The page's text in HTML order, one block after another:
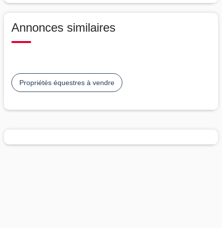
Annonces similaires
Propriétés équestres à vendre